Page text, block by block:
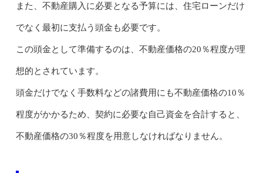
また、不動産購入に必要となる予算には、住宅ローンだけ
でなく最初に支払う頭金も必要です。
この頭金として準備するのは、不動産価格の20％程度が理
想的とされています。
頭金だけでなく手数料などの諸費用にも不動産価格の10％
程度がかかるため、契約に必要な自己資金を合計すると、
不動産価格の30％程度を用意しなければなりません。